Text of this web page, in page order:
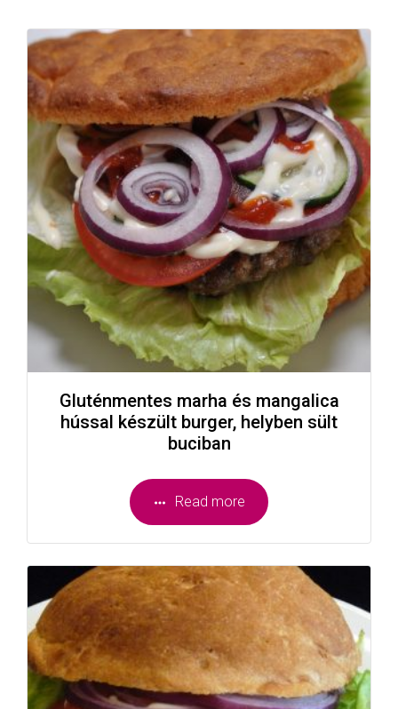
Gluténmentes marha és mangalica
hússal készült burger, helyben sült
buciban
Read more